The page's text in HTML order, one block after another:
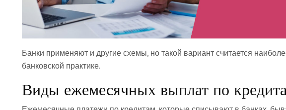
Банки применяют и другие схемы, но такой вариант считается
банковской практике.
Виды ежемесячных выплат по